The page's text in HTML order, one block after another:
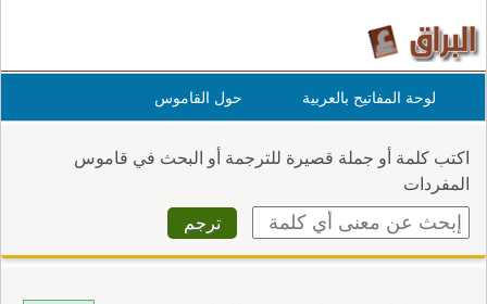
لوحة المفاتيح بالعربية حول القاموس
اكتب كلمة أو جملة قصيرة للترجمة أو البحث في قاموس
المفردات